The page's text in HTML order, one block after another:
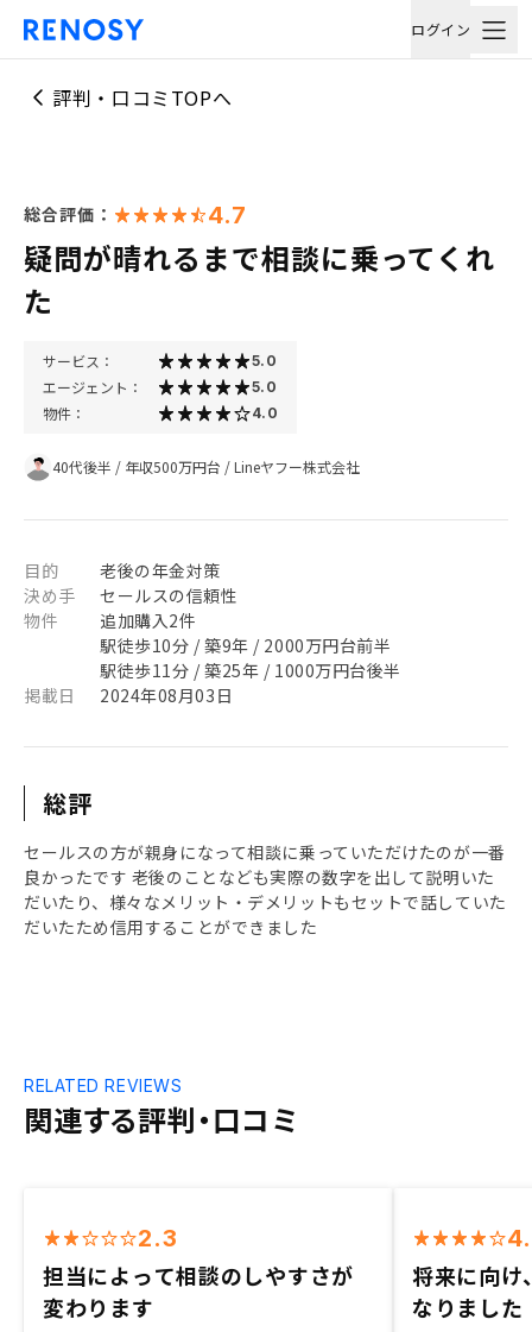
ログイン
評判・口コミTOPへ
総合評価： 4.7
疑問が晴れるまで相談に乗ってくれ
た
サービス： 5.0
エージェント： 5.0
物件： 4.0
40代後半 / 年収500万円台 /Lineヤフー株式会社
目的
老後の年金対策
決め手
セールスの信頼性
物件
追加購入2件
駅徒歩10分 / 築9年 / 2000万円台前半
駅徒歩11分 / 築25年 / 1000万円台後半
掲載日
2024年08月03日
総評
セールスの方が親身になって相談に乗っていただけたのが一番
良かったです 老後のことなども実際の数字を出して説明いた
だいたり、様々なメリット・デメリットもセットで話していた
だいたため信用することができました
関連する評判・口コミ
RELATED REVIEWS
2.3
担当によって相談のしやすさが
変わります
将来に向け
なりました